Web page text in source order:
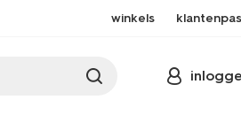
winkels klantenpas